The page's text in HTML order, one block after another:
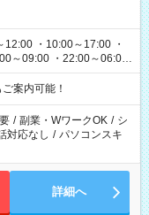
・10:00～17:00 ・
～09:00 ・22:00～06:00
案内可能！
/ 副業・WワークOK / シ
対応なし / パソコンスキ
詳細へ